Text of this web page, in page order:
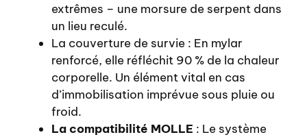
extrêmes – une morsure de serpent dans
un lieu reculé.
La couverture de survie : En mylar
renforcé, elle réfléchit 90 % de la chaleur
corporelle. Un élément vital en cas
d’immobilisation imprévue sous pluie ou
froid.
La compatibilité MOLLE : Le système